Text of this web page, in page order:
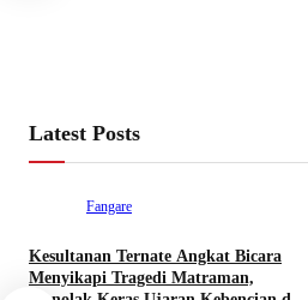
Latest Posts
Fangare
Kesultanan Ternate Angkat Bicara
Menyikapi Tragedi Matraman,